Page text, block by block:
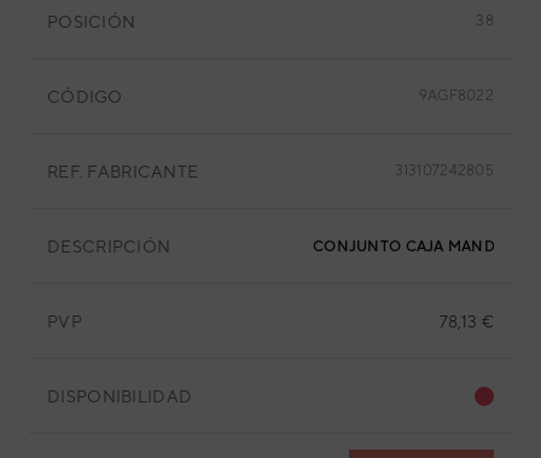
POSICIÓN 38
CÓDIGO 9AGF8022
REF. FABRICANTE 313107242805
DESCRIPCIÓN CONJUNTO CAJA MANDOS
PVP 78,13 €
DISPONIBILIDAD